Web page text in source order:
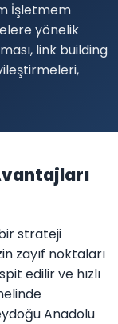
İşletmem
yönelik
link building
strateji
zayıf noktaları
edilir ve hızlı
Anadolu